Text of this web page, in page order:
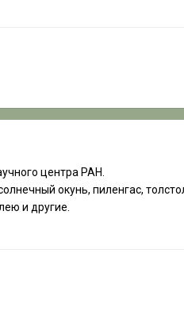
центра РАН.
окунь, пиленгас,
и другие.